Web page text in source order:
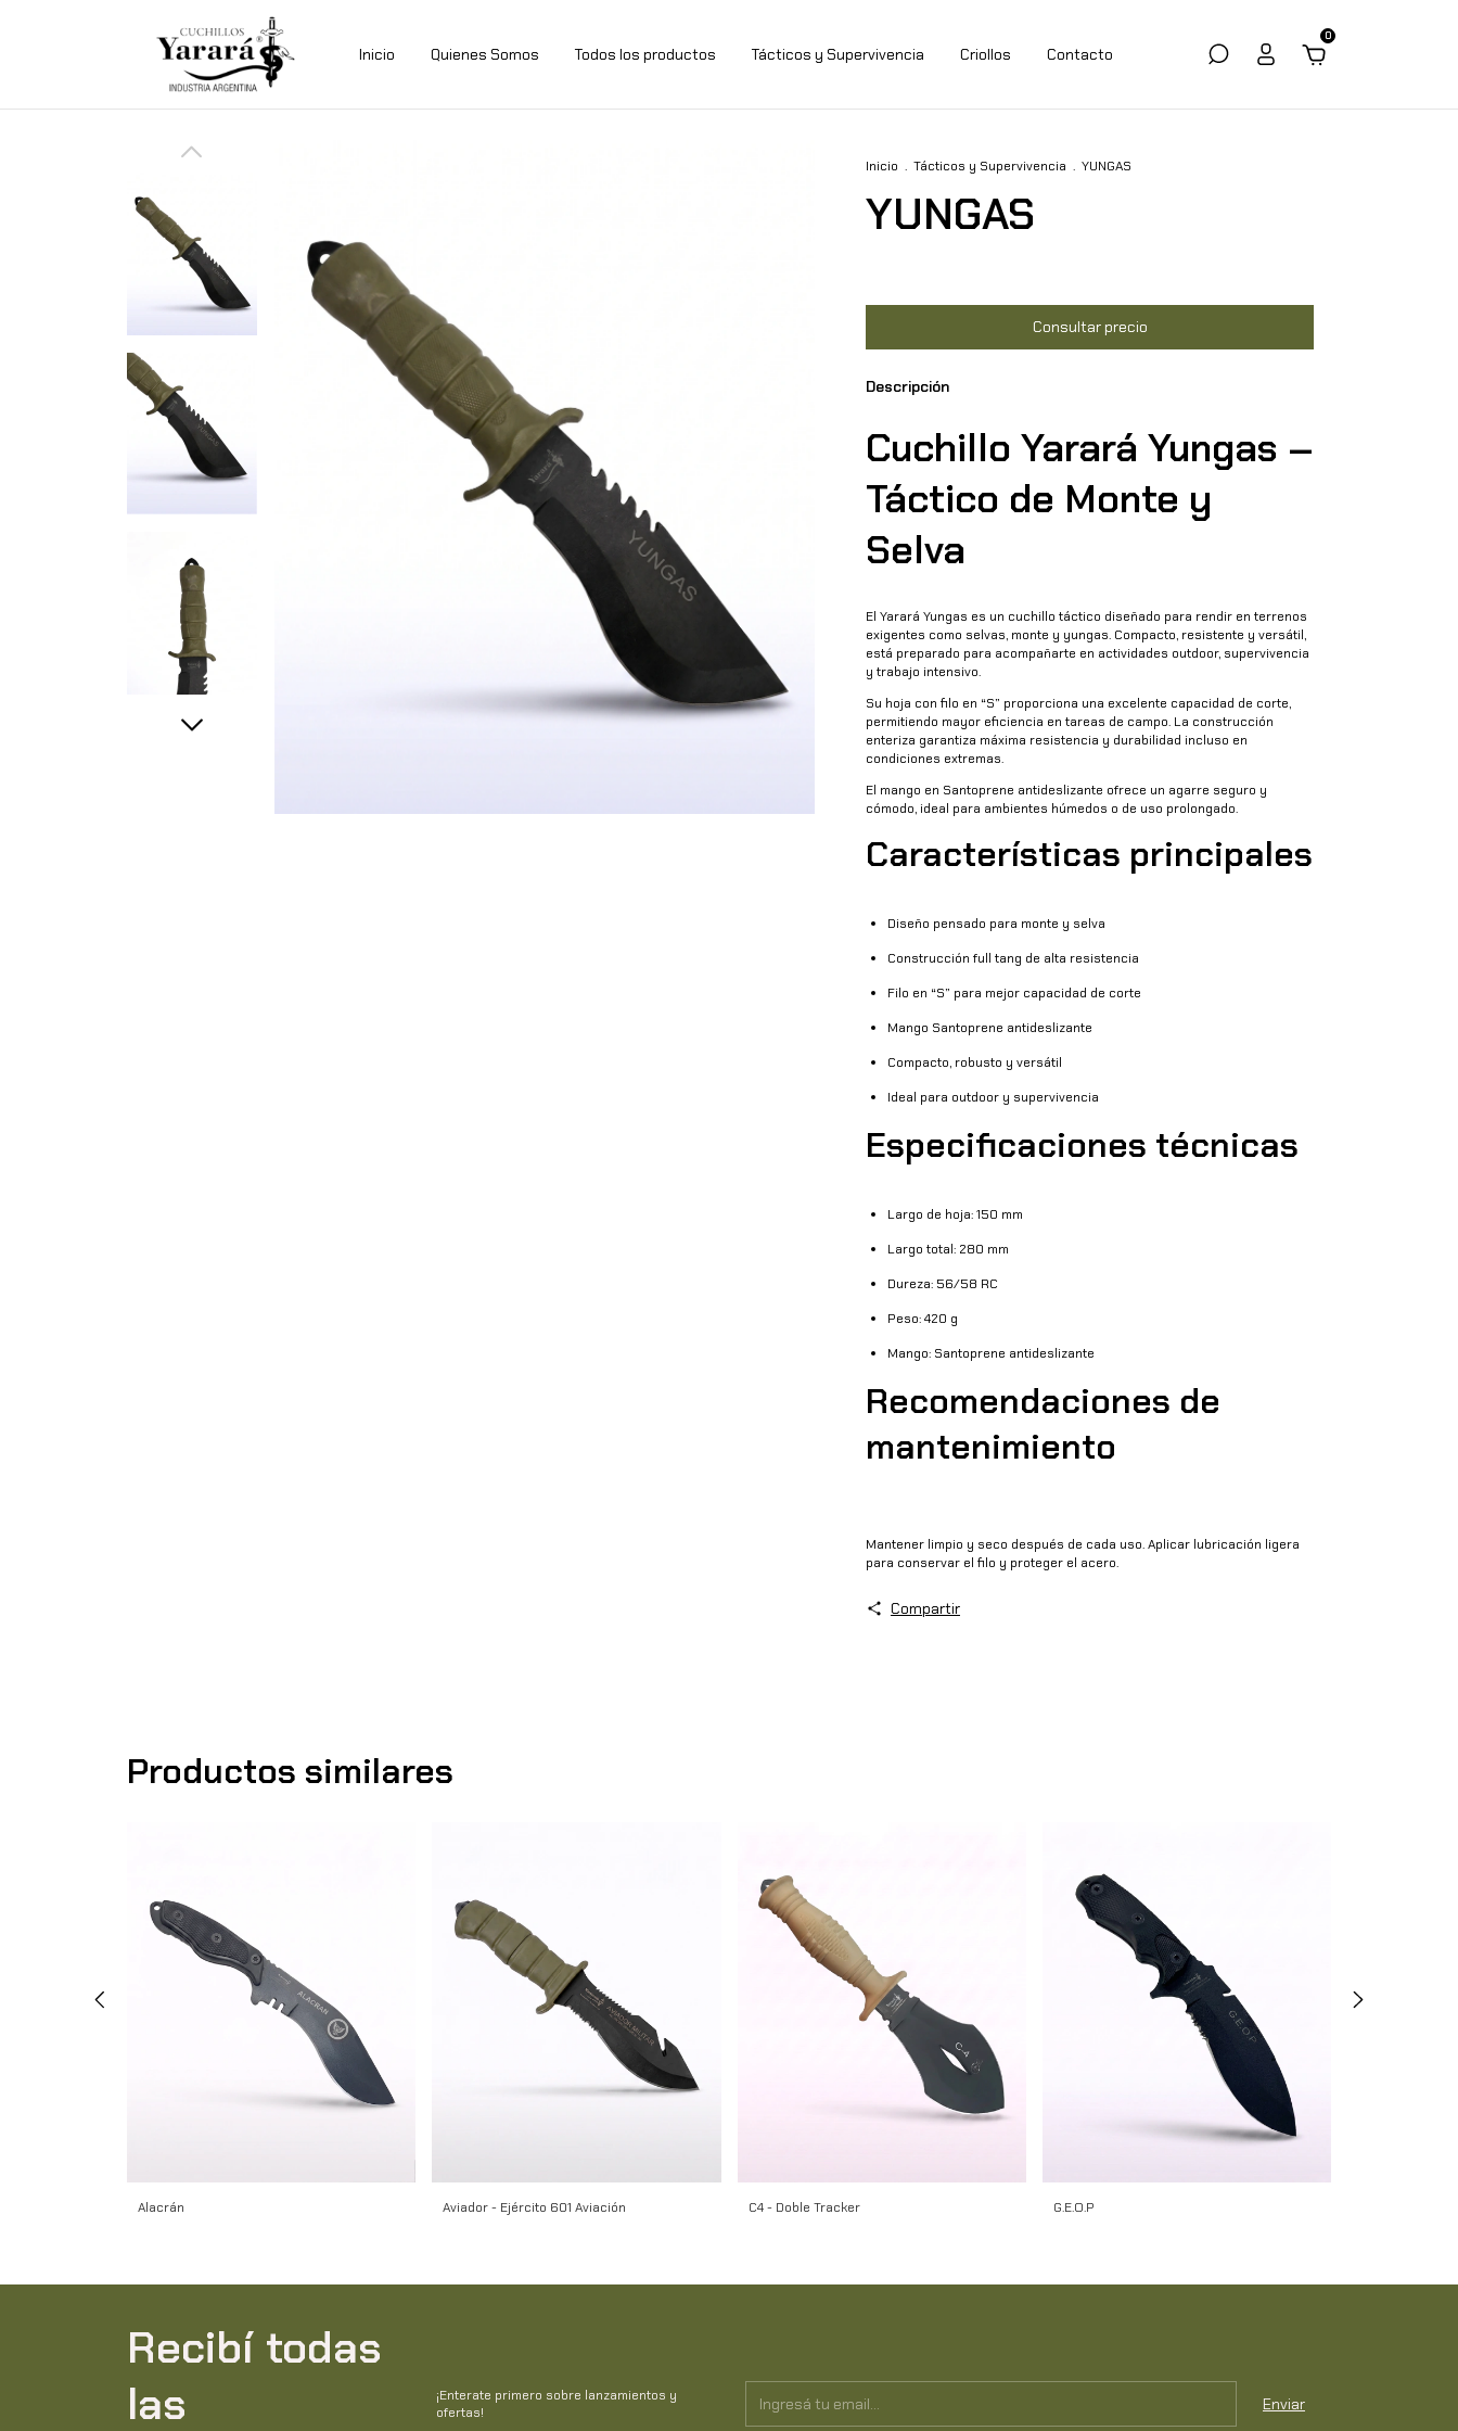
Inicio Quienes Somos Todos los productos Tácticos y Supervivencia Criollos Contacto
0
Inicio . Tácticos y Supervivencia . YUNGAS
YUNGAS
Descripción
Cuchillo Yarará Yungas –
Táctico de Monte y
Selva
El Yarará Yungas es un cuchillo táctico diseñado para rendir en terrenos
exigentes como selvas, monte y yungas. Compacto, resistente y versátil,
está preparado para acompañarte en actividades outdoor, supervivencia
y trabajo intensivo.
Su hoja con filo en “S” proporciona una excelente capacidad de corte,
permitiendo mayor eficiencia en tareas de campo. La construcción
enteriza garantiza máxima resistencia y durabilidad incluso en
condiciones extremas.
El mango en Santoprene antideslizante ofrece un agarre seguro y
cómodo, ideal para ambientes húmedos o de uso prolongado.
Características principales
Diseño pensado para monte y selva
Construcción full tang de alta resistencia
Filo en “S” para mejor capacidad de corte
Mango Santoprene antideslizante
Compacto, robusto y versátil
Ideal para outdoor y supervivencia
Especificaciones técnicas
Largo de hoja: 150 mm
Largo total: 280 mm
Dureza: 56/58 RC
Peso: 420 g
Mango: Santoprene antideslizante
Recomendaciones de
mantenimiento
Mantener limpio y seco después de cada uso. Aplicar lubricación ligera
para conservar el filo y proteger el acero.
Compartir
Productos similares
Alacrán Aviador - Ejército 601 Aviación C4 - Doble Tracker G.E.O.P
Recibí todas
las
¡Enterate primero sobre lanzamientos y
ofertas!